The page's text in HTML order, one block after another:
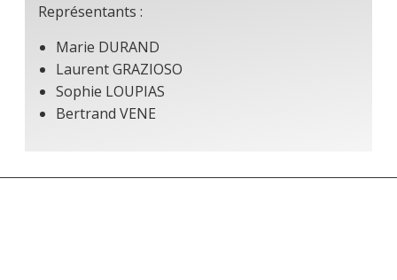
Représentants :
Marie DURAND
Laurent GRAZIOSO
Sophie LOUPIAS
Bertrand VENE